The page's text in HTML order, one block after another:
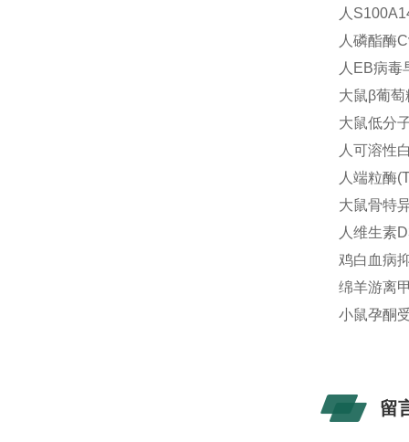
人
人磷酯酶
人EB病
大鼠β葡
大鼠低分
人可溶性
人端粒酶
大鼠骨特
人维生素
鸡白血病
绵羊游离
小鼠孕酮
留